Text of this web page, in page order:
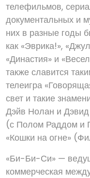
телефильмов,
документальных и
них в разные годы
как «Эврика!»,
«Династия» и
также славится
телеигра
свет и такие
Дэйв Нолан и
(с Полом Раддом и
«Кошки на огне»
«Би-Би-Си» —
коммерческая